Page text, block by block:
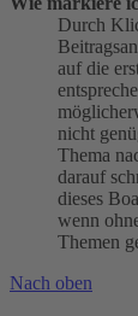
Durch
auf die
nicht
Thema
darauf
dieses
wenn
Themen
Nach oben